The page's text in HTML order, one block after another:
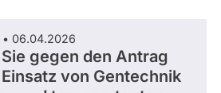
06.04.2026
gegen den Antrag
von Gentechnik